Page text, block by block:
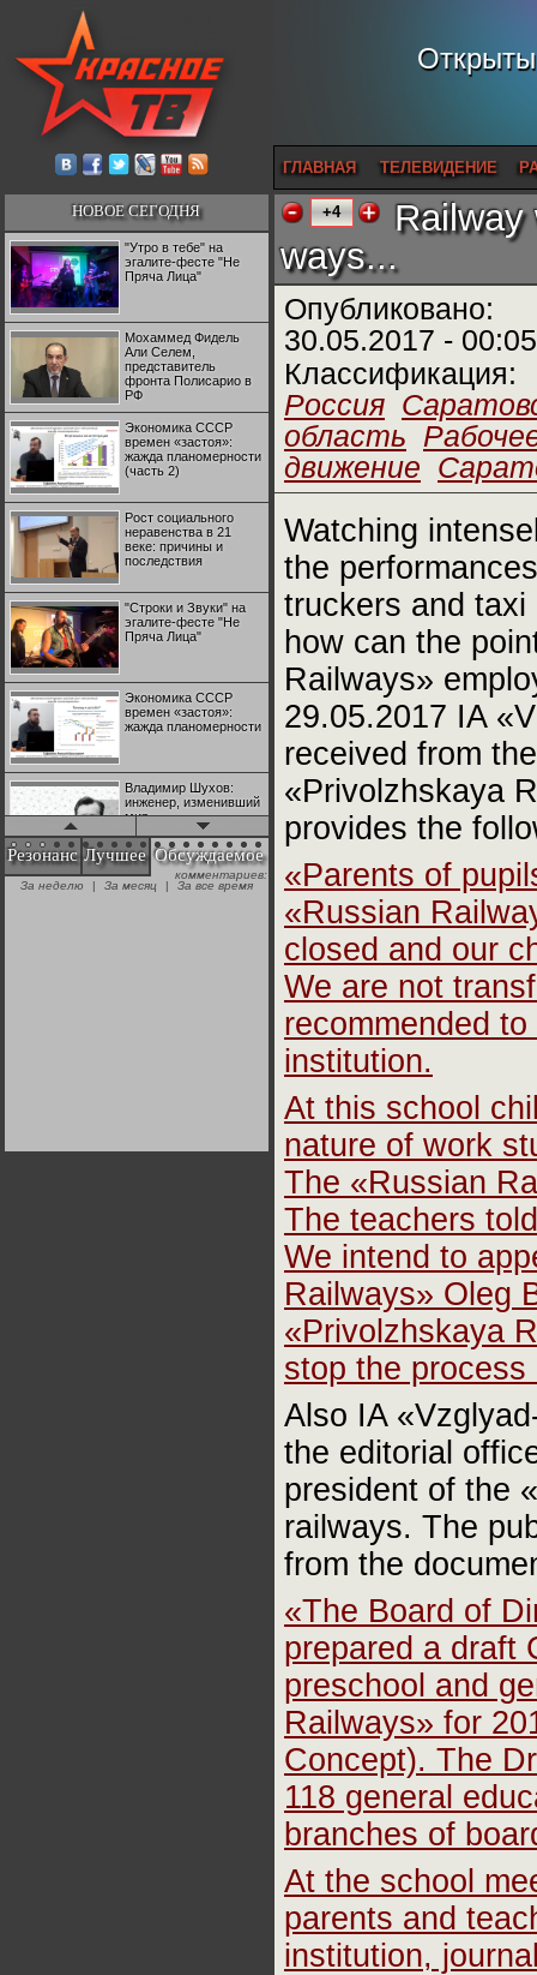
ГЛАВНАЯ ТЕЛЕВИДЕНИЕ
НОВОЕ СЕГОДНЯ
"Утро в тебе" на
эгалите-фесте "Не
Пряча Лица"
Мохаммед Фидель
Али Селем,
представитель
фронта Полисарио в
РФ
Экономика СССР
времен «застоя»:
жажда планомерности
(часть 2)
Рост социального
неравенства в 21
веке: причины и
последствия
"Строки и Звуки" на
эгалите-фесте "Не
Пряча Лица"
Экономика СССР
времен «застоя»:
жажда планомерности
Владимир Шухов:
инженер, изменивший
мир
"Аркадий Коц" на
эгалите-фесте "Не
Резонанс Лучшее Обсуждаемое
комментариев:
За неделю
| За месяц | За все время
+4
Railway
ways...
Опубликовано:
30.05.2017 - 00:05
Классификация:
Россия
область
движение
Watching
the
truckers and
how can the
Railways»
29.05.2017 IA
received from
«Privolzhskaya
provides the
«Parents of
«Russian
closed and our
We are not
recommended
institution.
At this school
nature of work
The «Russian
The teachers
We intend to
Railways» Oleg
«Privolzhskaya
stop the
Also IA
the editorial
president of the
railways. The
from the
«The Board of
prepared a draft
preschool and
Railways» for
Concept). The
118 general
branches of
At the school
parents and
institution,